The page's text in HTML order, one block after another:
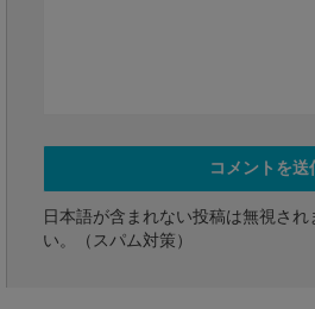
日本語が含まれない投稿は無視され
い。（スパム対策）